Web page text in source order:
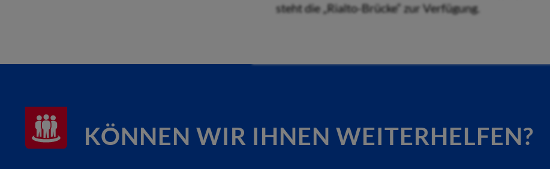
steht die „Rialto-Brücke“ zur Verfügung.
KÖNNEN WIR IHNEN WEITERHELFEN?